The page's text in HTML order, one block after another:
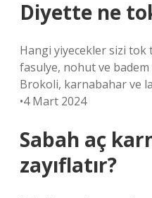
Diyette ne
Hangi yiyecekler sizi
fasulye, nohut ve
Brokoli, karnabahar ve
•4 Mart 2024
Sabah aç
zayıflatır?